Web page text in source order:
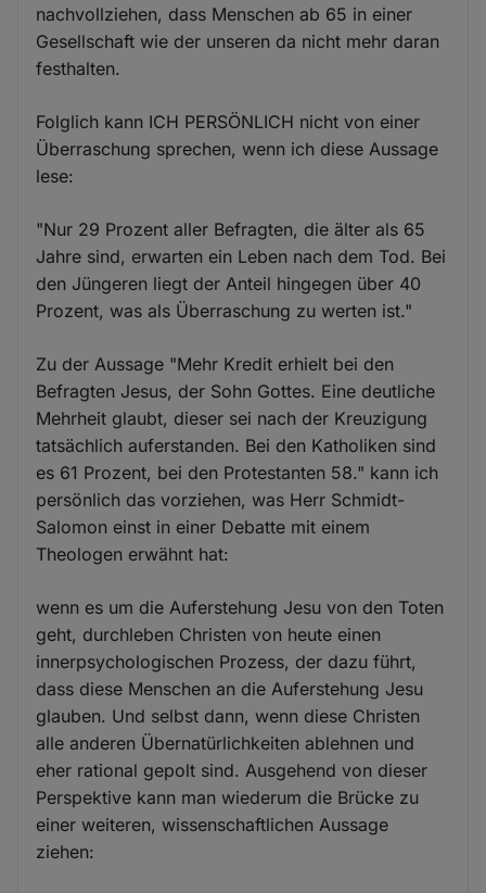
nachvollziehen, dass Menschen ab 65 in einer
Gesellschaft wie der unseren da nicht mehr daran
festhalten.
Folglich kann ICH PERSÖNLICH nicht von einer
Überraschung sprechen, wenn ich diese Aussage
lese:
"Nur 29 Prozent aller Befragten, die älter als 65
Jahre sind, erwarten ein Leben nach dem Tod. Bei
den Jüngeren liegt der Anteil hingegen über 40
Prozent, was als Überraschung zu werten ist."
Zu der Aussage "Mehr Kredit erhielt bei den
Befragten Jesus, der Sohn Gottes. Eine deutliche
Mehrheit glaubt, dieser sei nach der Kreuzigung
tatsächlich auferstanden. Bei den Katholiken sind
es 61 Prozent, bei den Protestanten 58." kann ich
persönlich das vorziehen, was Herr Schmidt-
Salomon einst in einer Debatte mit einem
Theologen erwähnt hat:
wenn es um die Auferstehung Jesu von den Toten
geht, durchleben Christen von heute einen
innerpsychologischen Prozess, der dazu führt,
dass diese Menschen an die Auferstehung Jesu
glauben. Und selbst dann, wenn diese Christen
alle anderen Übernatürlichkeiten ablehnen und
eher rational gepolt sind. Ausgehend von dieser
Perspektive kann man wiederum die Brücke zu
einer weiteren, wissenschaftlichen Aussage
ziehen: